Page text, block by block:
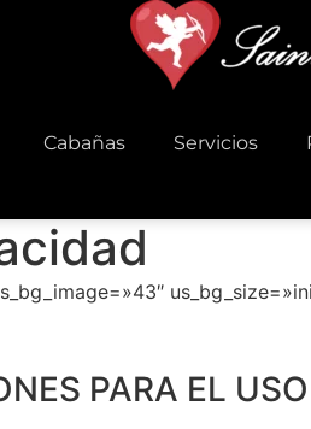
Cabañas Servicios
PARA EL